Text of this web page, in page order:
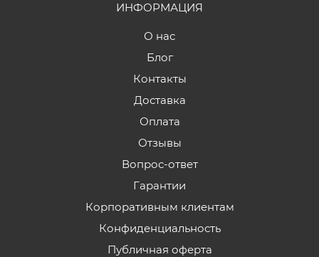
ИНФОРМАЦИЯ
О нас
Блог
Контакты
Доставка
Оплата
Отзывы
Вопрос-ответ
Гарантии
Корпоративным клиентам
Конфиденциальность
Публичная оферта